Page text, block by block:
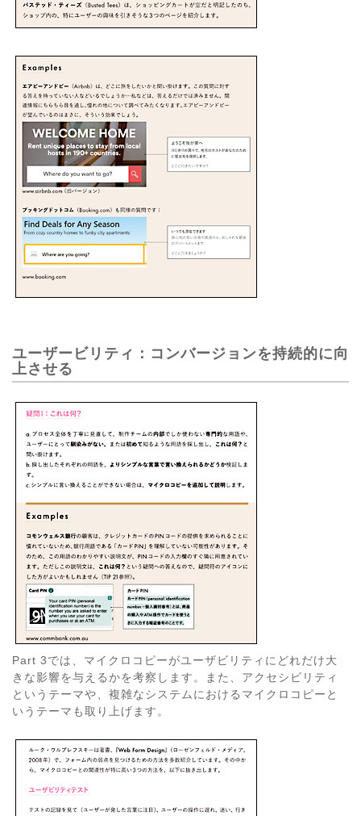
ユーザービリティ：コンバージョンを持続的に向
上させる
Part 3では、マイクロコピーがユーザビリティにどれだけ大
きな影響を与えるかを考察します。また、アクセシビリティ
というテーマや、複雑なシステムにおけるマイクロコピーと
いうテーマも取り上げます。